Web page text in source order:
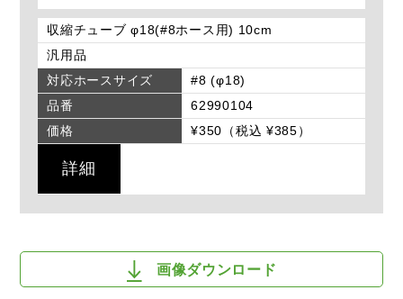
収縮チューブ φ18(#8ホース用) 10cm
汎用品
対応ホースサイズ
#8 (φ18)
品番
62990104
価格
¥350（税込 ¥385）
詳細
画像ダウンロード